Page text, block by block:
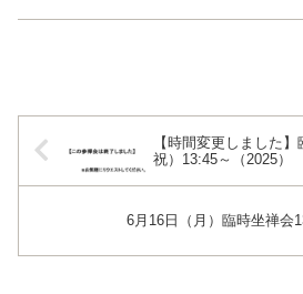
【時間変更しました
祝）13:45～（2025）
6月16日（月）臨時坐禅会